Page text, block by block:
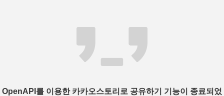
OpenAPI를 이용한 카카오스토리로 공유하기 기능이 종료되었